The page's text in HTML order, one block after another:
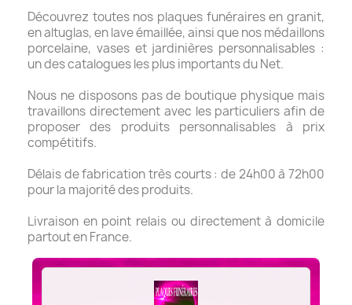
Découvrez toutes nos plaques funéraires en granit,
en altuglas, en lave émaillée, ainsi que nos médaillons
porcelaine, vases et jardinières personnalisables :
un des catalogues les plus importants du Net.
Nous ne disposons pas de boutique physique mais
travaillons directement avec les particuliers afin de
proposer des produits personnalisables à prix
compétitifs.
Délais de fabrication très courts : de 24h00 à 72h00
pour la majorité des produits.
Livraison en point relais ou directement à domicile
partout en France.